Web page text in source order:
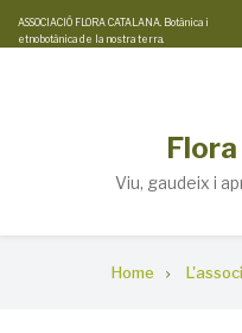
Skip
to
ASSOCIACIÓ FLORA CATALANA. Botànica i
etnobotànica de la nostra terra.
Viu, gaudeix i
Home